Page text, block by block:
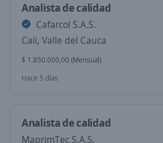
Analista de calidad
Cafarcol S.A.S.
Cali, Valle del Cauca
$ 1.850.000,00 (Mensual)
Hace 5 días
Analista de calidad
MaprimTec S.A.S.